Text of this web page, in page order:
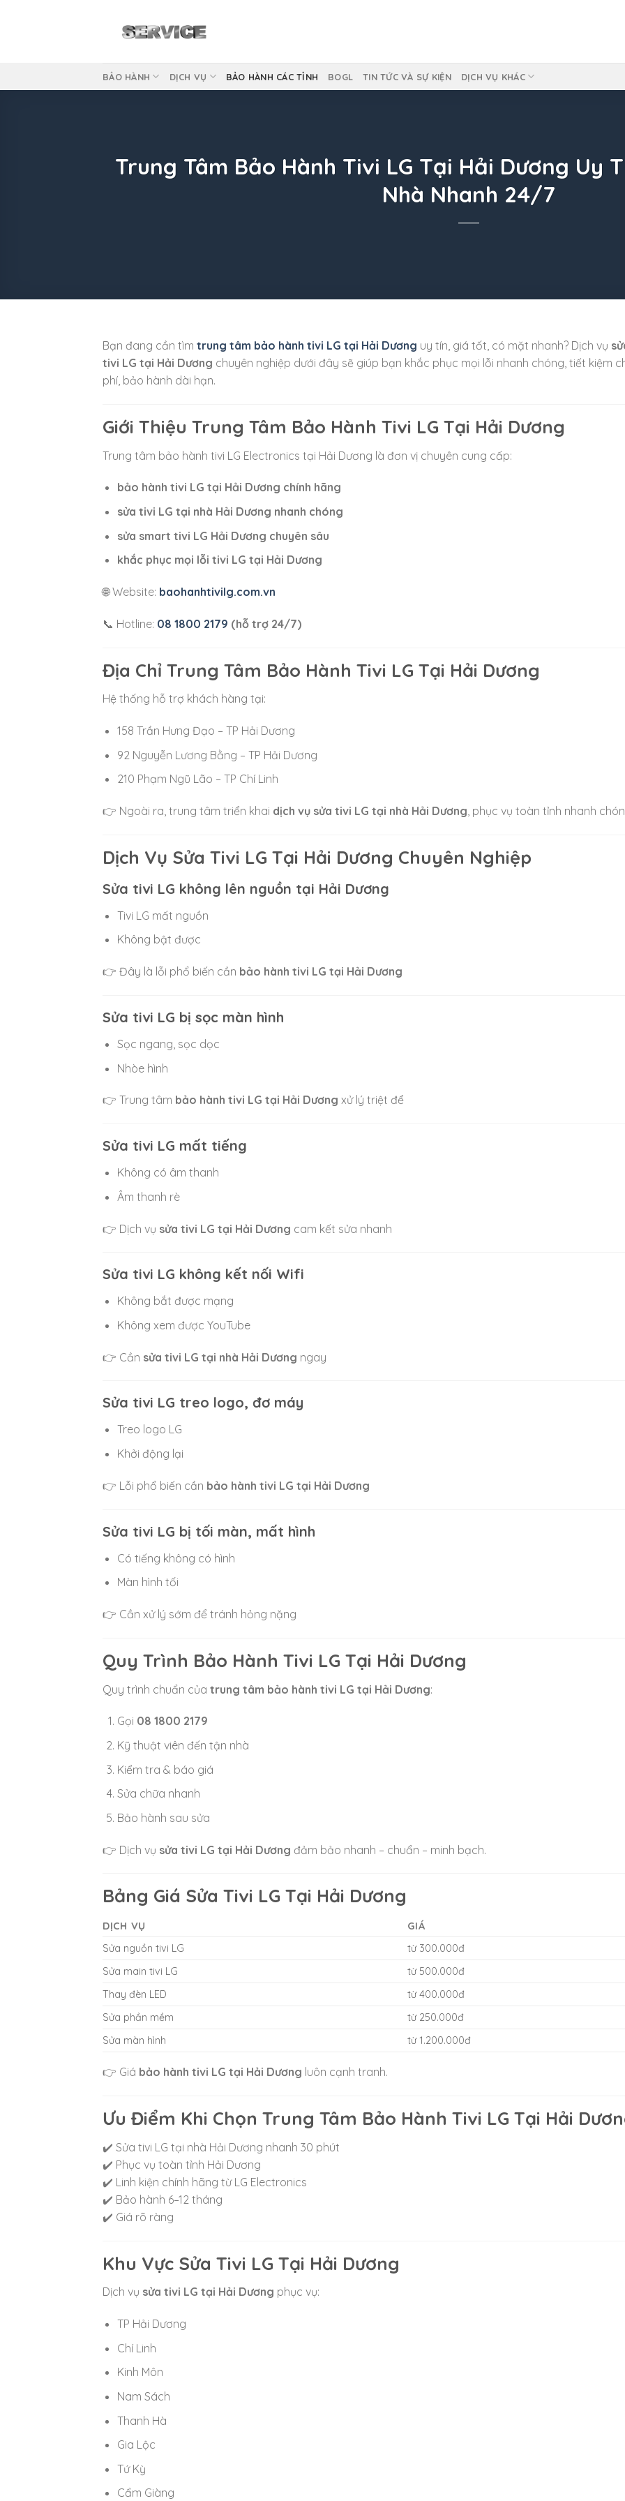
BẢO HÀNH DỊCH VỤ BẢO HÀNH CÁC TỈNH BOGL TIN TỨC VÀ SỰ KIỆN DỊCH VỤ KHÁC
Trung Tâm Bảo Hành Tivi LG Tại Hải Dương Uy
Nhà Nhanh 24/7
Bạn đang cần tìm trung tâm bảo hành tivi LG tại Hải Dương uy tín, giá tốt, có mặt nhanh? Dịch vụ
tivi LG tại Hải Dương chuyên nghiệp dưới đây sẽ giúp bạn khắc phục mọi lỗi nhanh chóng, tiết kiệm
phí, bảo hành dài hạn.
Giới Thiệu Trung Tâm Bảo Hành Tivi LG Tại Hải Dương
Trung tâm bảo hành tivi LG Electronics tại Hải Dương là đơn vị chuyên cung cấp:
bảo hành tivi LG tại Hải Dương chính hãng
sửa tivi LG tại nhà Hải Dương nhanh chóng
sửa smart tivi LG Hải Dương chuyên sâu
khắc phục mọi lỗi tivi LG tại Hải Dương
🌐 Website: baohanhtivilg.com.vn
📞 Hotline: 08 1800 2179 (hỗ trợ 24/7)
Địa Chỉ Trung Tâm Bảo Hành Tivi LG Tại Hải Dương
Hệ thống hỗ trợ khách hàng tại:
158 Trần Hưng Đạo – TP Hải Dương
92 Nguyễn Lương Bằng – TP Hải Dương
210 Phạm Ngũ Lão – TP Chí Linh
👉 Ngoài ra, trung tâm triển khai dịch vụ sửa tivi LG tại nhà Hải Dương, phục vụ toàn tỉnh nhanh
Dịch Vụ Sửa Tivi LG Tại Hải Dương Chuyên Nghiệp
Sửa tivi LG không lên nguồn tại Hải Dương
Tivi LG mất nguồn
Không bật được
👉 Đây là lỗi phổ biến cần bảo hành tivi LG tại Hải Dương
Sửa tivi LG bị sọc màn hình
Sọc ngang, sọc dọc
Nhòe hình
👉 Trung tâm bảo hành tivi LG tại Hải Dương xử lý triệt để
Sửa tivi LG mất tiếng
Không có âm thanh
Âm thanh rè
👉 Dịch vụ sửa tivi LG tại Hải Dương cam kết sửa nhanh
Sửa tivi LG không kết nối Wifi
Không bắt được mạng
Không xem được YouTube
👉 Cần sửa tivi LG tại nhà Hải Dương ngay
Sửa tivi LG treo logo, đơ máy
Treo logo LG
Khởi động lại
👉 Lỗi phổ biến cần bảo hành tivi LG tại Hải Dương
Sửa tivi LG bị tối màn, mất hình
Có tiếng không có hình
Màn hình tối
👉 Cần xử lý sớm để tránh hỏng nặng
Quy Trình Bảo Hành Tivi LG Tại Hải Dương
Quy trình chuẩn của trung tâm bảo hành tivi LG tại Hải Dương:
Gọi 08 1800 2179
Kỹ thuật viên đến tận nhà
Kiểm tra & báo giá
Sửa chữa nhanh
Bảo hành sau sửa
👉 Dịch vụ sửa tivi LG tại Hải Dương đảm bảo nhanh – chuẩn – minh bạch.
Bảng Giá Sửa Tivi LG Tại Hải Dương
DỊCH VỤ
GIÁ
Sửa nguồn tivi LG
từ 300.000đ
Sửa main tivi LG
từ 500.000đ
Thay đèn LED
từ 400.000đ
Sửa phần mềm
từ 250.000đ
Sửa màn hình
từ 1.200.000đ
👉 Giá bảo hành tivi LG tại Hải Dương luôn cạnh tranh.
Ưu Điểm Khi Chọn Trung Tâm Bảo Hành Tivi LG Tại Hải
✔️ Sửa tivi LG tại nhà Hải Dương nhanh 30 phút
✔️ Phục vụ toàn tỉnh Hải Dương
✔️ Linh kiện chính hãng từ LG Electronics
✔️ Bảo hành 6–12 tháng
✔️ Giá rõ ràng
Khu Vực Sửa Tivi LG Tại Hải Dương
Dịch vụ sửa tivi LG tại Hải Dương phục vụ:
TP Hải Dương
Chí Linh
Kinh Môn
Nam Sách
Thanh Hà
Gia Lộc
Tứ Kỳ
Cẩm Giàng